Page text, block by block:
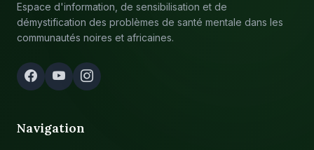
Espace d'information, de sensibilisation et de
démystification des problèmes de santé mentale dans les
communautés noires et africaines.
Navigation